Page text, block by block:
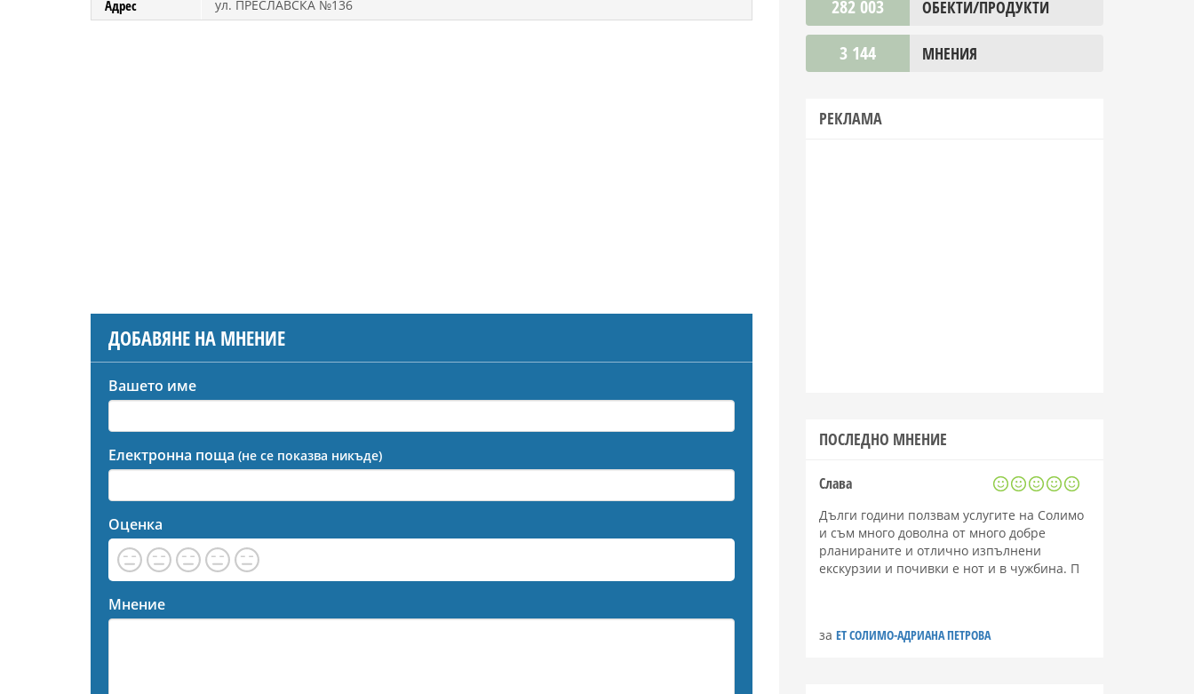
Адрес ул. ПРЕСЛАВСКА №136
ДОБАВЯНЕ НА МНЕНИЕ
Вашето име
Електронна поща (не се показва никъде)
Оценка
Мнение
282 003 ОБЕКТИ/ПРОДУКТИ
3 144 МНЕНИЯ
РЕКЛАМА
ПОСЛЕДНО МНЕНИЕ
Слава
Дълги години ползвам услугите на Солимо
и съм много доволна от много добре
рланираните и отлично изпълнени
екскурзии и почивки е нот и в чужбина. П
заЕТ СОЛИМО-АДРИАНА ПЕТРОВА